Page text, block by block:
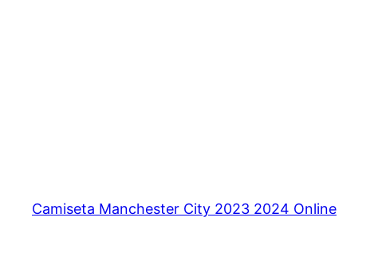
Camiseta Manchester City 2023 2024 Online